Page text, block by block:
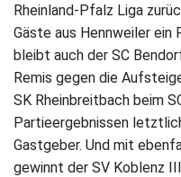
Rheinland-Pfalz Liga
Gäste aus Hennweiler
bleibt auch der SC
Remis gegen die
SK Rheinbreitbach beim
Partieergebnissen
Gastgeber. Und mit
gewinnt der SV Koblenz